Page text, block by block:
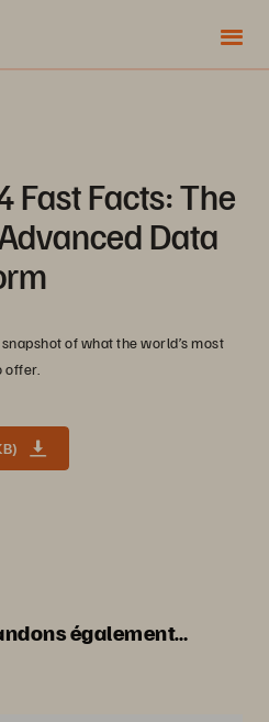
Fast Facts: The
Data
of what the world’s most
offer.
également…